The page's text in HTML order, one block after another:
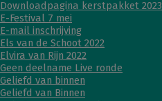
Downloadpagina kerstpakket 2023
E-Festival 7 mei
E-mail inschrijving
Els van de Schoot 2022
Elvira van Rijn 2022
Geen deelname Live ronde
Geliefd van binnen
Geliefd van Binnen